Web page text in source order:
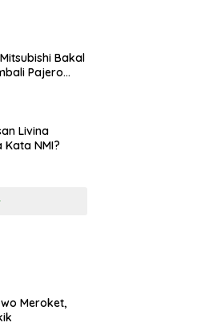
Bakal
Pajero
Livina
Kata NMI?
Meroket,